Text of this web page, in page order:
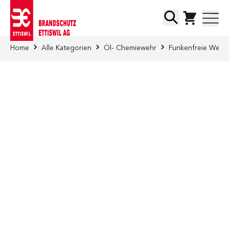
Suche
Home Alle Kategorien Öl- Chemiewehr Funkenfreie